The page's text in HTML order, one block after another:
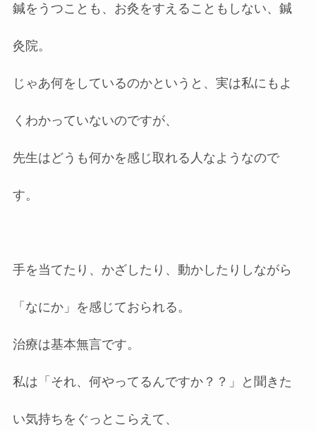
鍼をうつことも、お灸をすえることもしない、鍼
灸院。
じゃあ何をしているのかというと、実は私にもよ
くわかっていないのですが、
先生はどうも何かを感じ取れる人なようなので
す。
手を当てたり、かざしたり、動かしたりしながら
「なにか」を感じておられる。
治療は基本無言です。
私は「それ、何やってるんですか？？」と聞きた
い気持ちをぐっとこらえて、